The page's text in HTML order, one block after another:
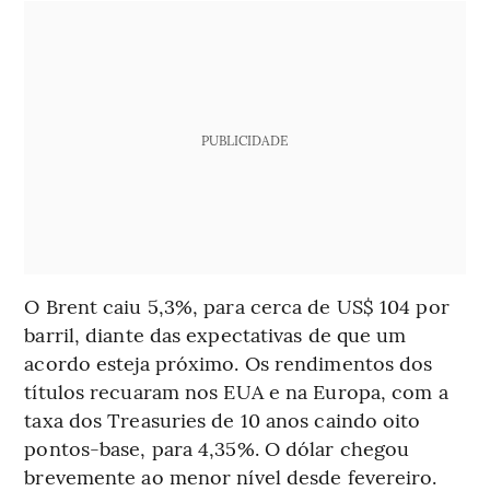
PUBLICIDADE
O Brent caiu 5,3%, para cerca de US$ 104 por
barril, diante das expectativas de que um
acordo esteja próximo. Os rendimentos dos
títulos recuaram nos EUA e na Europa, com a
taxa dos Treasuries de 10 anos caindo oito
pontos-base, para 4,35%. O dólar chegou
brevemente ao menor nível desde fevereiro.